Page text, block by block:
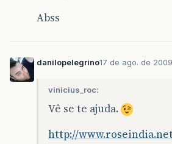
Abss
danilopelegrino17 de ago. de 2009
vinicius_roc:
Vê se te ajuda.
http://